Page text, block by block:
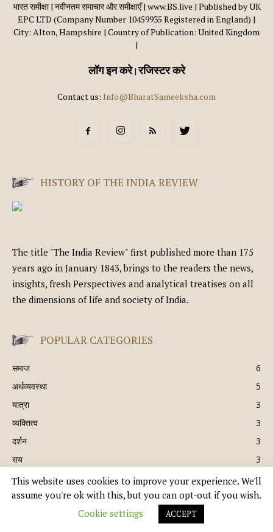
भारत समीक्षा | नवीनतम समाचार और समीक्षाएँ | www.BS.live | Published by UK
EPC LTD (Company Number 10459935 Registered in England) |
City: Alton, Hampshire | Country of Publication: United Kingdom
|
लॉग इन करे|रजिस्टर करे
Contact us: Info@BharatSameeksha.com
HISTORY OF THE INDIA REVIEW
The title "The India Review" first published more than 175
years ago in January 1843, brings to the readers the news,
insights, fresh Perspectives and analytical treatises on all
the dimensions of life and society of India.
POPULAR CATEGORIES
समाज
6
अर्थव्यवस्था
5
यात्रा
3
व्यक्तित्व
3
दर्शन
3
राय
3
© Copyright 2021 - भारत समीक्षा | A DIVISION OF UK EPC LTD. ALL RIGHTS
RESERVED
This website uses cookies to improve your experience. We'll
assume you're ok with this, but you can opt-out if you wish.
Cookie settings
ACCEPT